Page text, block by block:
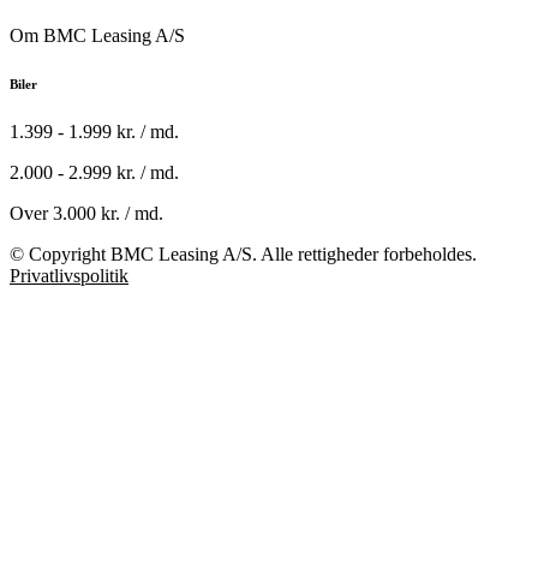
Om BMC Leasing A/S
Biler
1.399 - 1.999 kr. / md.
2.000 - 2.999 kr. / md.
Over 3.000 kr. / md.
© Copyright BMC Leasing A/S. Alle rettigheder forbeholdes.
Privatlivspolitik